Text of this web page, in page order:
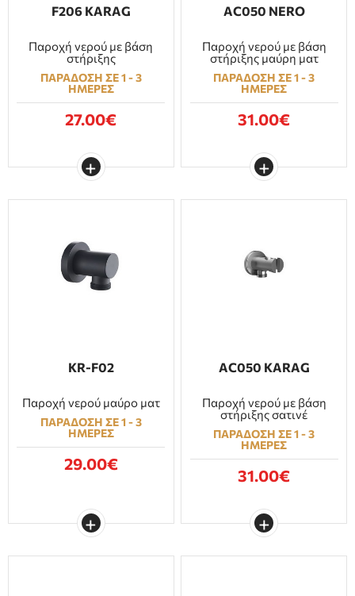
F206 KARAG
Παροχή νερού με βάση
στήριξης
ΠΑΡΑΔΟΣΗ ΣΕ 1 - 3
ΗΜΕΡΕΣ
27.00€
AC050 NERO
Παροχή νερού με βάση
στήριξης μαύρη ματ
ΠΑΡΑΔΟΣΗ ΣΕ 1 - 3
ΗΜΕΡΕΣ
31.00€
KR-F02
Παροχή νερού μαύρο ματ
ΠΑΡΑΔΟΣΗ ΣΕ 1 - 3
ΗΜΕΡΕΣ
29.00€
AC050 KARAG
Παροχή νερού με βάση
στήριξης σατινέ
ΠΑΡΑΔΟΣΗ ΣΕ 1 - 3
ΗΜΕΡΕΣ
31.00€